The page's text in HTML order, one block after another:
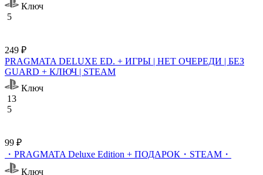
Ключ
5
249 ₽
PRAGMATA DELUXE ED. + ИГРЫ | НЕТ ОЧЕРЕДИ | БЕЗ
GUARD + КЛЮЧ | STEAM
Ключ
13
5
99 ₽
・PRAGMATA Deluxe Edition + ПОДАРОК・STEAM・
Ключ